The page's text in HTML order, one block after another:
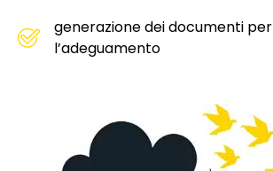
generazione dei documenti per
l’adeguamento